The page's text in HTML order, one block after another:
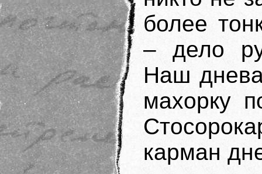
более
– дело
Наш
махорку
карман